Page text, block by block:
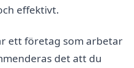
effektivt.
ett företag som arbetar
det att du